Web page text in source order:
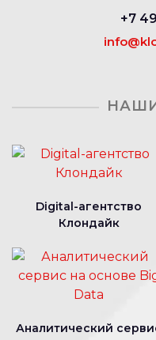
+7
Digital-агентство
Клондайк
Аналитический